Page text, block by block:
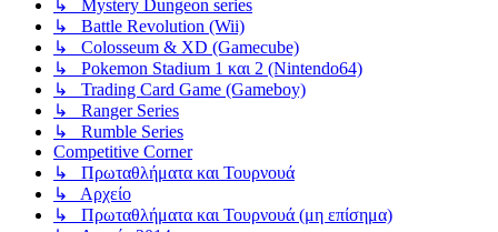
↳ Mystery Dungeon series
↳ Battle Revolution (Wii)
↳ Colosseum & XD (Gamecube)
↳ Pokemon Stadium 1 και 2 (Nintendo64)
↳ Trading Card Game (Gameboy)
↳ Ranger Series
↳ Rumble Series
Competitive Corner
↳ Πρωταθλήματα και Τουρνουά
↳ Αρχείο
↳ Πρωταθλήματα και Τουρνουά (μη επίσημα)